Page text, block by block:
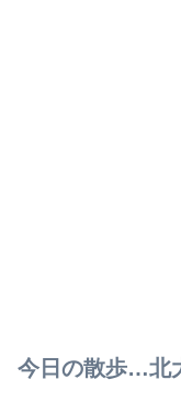
今日の散歩…北